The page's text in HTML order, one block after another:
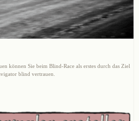
können Sie beim Blind-Race als erstes durch das Ziel
blind vertrauen.